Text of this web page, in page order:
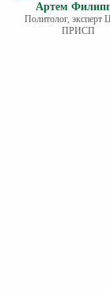
Артем
Политолог, эксперт
ПРИСП